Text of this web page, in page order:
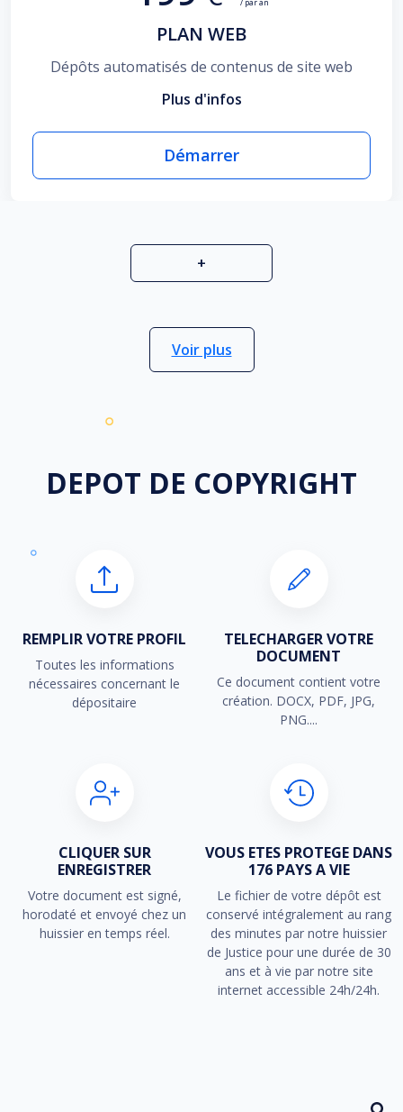
/ par an
PLAN WEB
Dépôts automatisés de contenus de site web
Plus d'infos
Démarrer
+
Voir plus
DEPOT DE COPYRIGHT
REMPLIR VOTRE PROFIL
Toutes les informations
nécessaires concernant le
dépositaire
TELECHARGER VOTRE
DOCUMENT
Ce document contient votre
création. DOCX, PDF, JPG,
PNG....
CLIQUER SUR
ENREGISTRER
Votre document est signé,
horodaté et envoyé chez un
huissier en temps réel.
VOUS ETES PROTEGE DANS
176 PAYS A VIE
Le fichier de votre dépôt est
conservé intégralement au rang
des minutes par notre huissier
de Justice pour une durée de 30
ans et à vie par notre site
internet accessible 24h/24h.